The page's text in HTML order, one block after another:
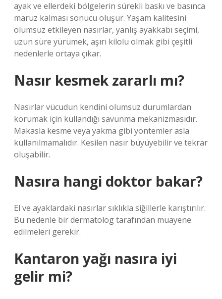
ayak ve ellerdeki bölgelerin sürekli baskı ve basınca
maruz kalması sonucu oluşur. Yaşam kalitesini
olumsuz etkileyen nasırlar, yanlış ayakkabı seçimi,
uzun süre yürümek, aşırı kilolu olmak gibi çeşitli
nedenlerle ortaya çıkar.
Nasır kesmek zararlı mı?
Nasırlar vücudun kendini olumsuz durumlardan
korumak için kullandığı savunma mekanizmasıdır.
Makasla kesme veya yakma gibi yöntemler asla
kullanılmamalıdır. Kesilen nasır büyüyebilir ve tekrar
oluşabilir.
Nasıra hangi doktor bakar?
El ve ayaklardaki nasırlar sıklıkla siğillerle karıştırılır.
Bu nedenle bir dermatolog tarafından muayene
edilmeleri gerekir.
Kantaron yağı nasıra iyi
gelir mi?